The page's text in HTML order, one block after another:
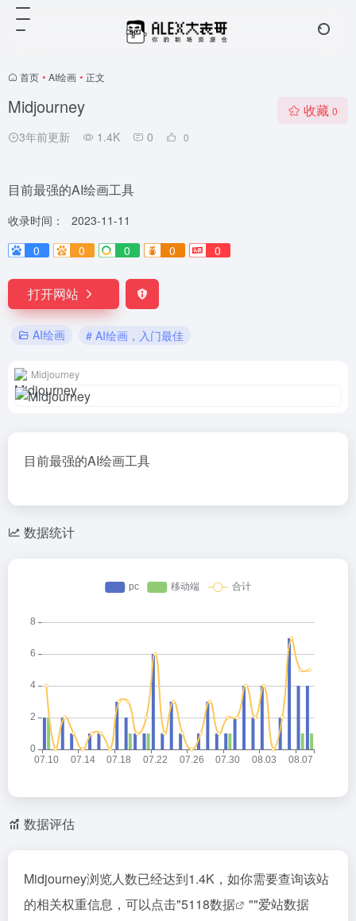
首页 • AI绘画 • 正文
Midjourney
3年前更新 1.4K 0 0
收藏 0
目前最强的AI绘画工具
收录时间：
2023-11-11
0
0 0 0 0
打开网站
AI绘画 # AI绘画，入门最佳
Midjourney
目前最强的AI绘画工具
数据统计
数据评估
Midjourney浏览人数已经达到1.4K，如你需要查询该站
的相关权重信息，可以点击"5118数据 ""爱站数据